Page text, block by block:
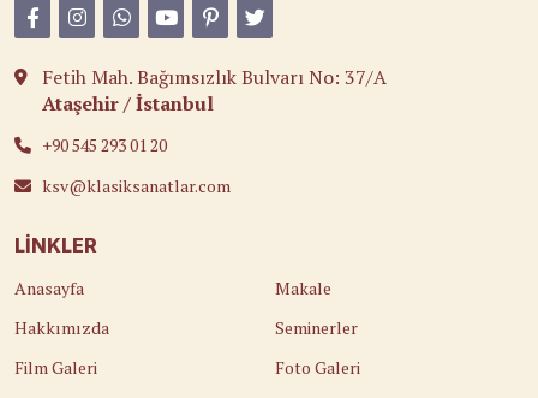
Fetih Mah. Bağımsızlık Bulvarı No: 37/A
Ataşehir / İstanbul
+90 545 293 01 20
ksv@klasiksanatlar.com
LINKLER
Anasayfa
Hakkımızda
Film Galeri
Makale
Seminerler
Foto Galeri